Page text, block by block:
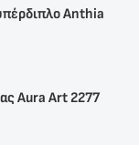
Anthia
Aura Art 2277